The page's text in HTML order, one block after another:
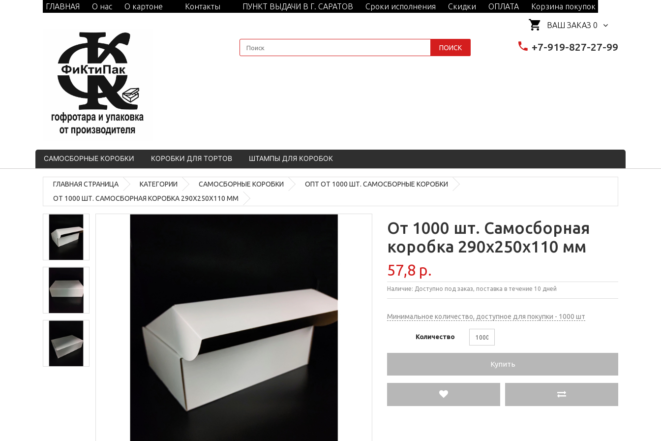
ГЛАВНАЯ О нас О картоне Контакты ПУНКТ ВЫДАЧИ В Г. САРАТОВ Сроки исполнения Скидки ОПЛАТА Корзина покупок
ВАШ ЗАКАЗ 0
ПОИСК +7-919-827-27-99
САМОСБОРНЫЕ КОРОБКИ КОРОБКИ ДЛЯ ТОРТОВ ШТАМПЫ ДЛЯ КОРОБОК
ГЛАВНАЯ СТРАНИЦА КАТЕГОРИИ САМОСБОРНЫЕ КОРОБКИ
ОПТ ОТ 1000 ШТ. САМОСБОРНЫЕ КОРОБКИ
ОТ 1000 ШТ. САМОСБОРНАЯ КОРОБКА 290Х250Х110 ММ
От 1000 шт. Самосборная
коробка 290х250х110 мм
57,8 р.
Наличие: Доступно под заказ, поставка в течение 10 дней
Минимальное количество, доступное для покупки - 1000 шт
Количество
Купить